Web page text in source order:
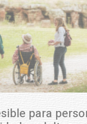
personas